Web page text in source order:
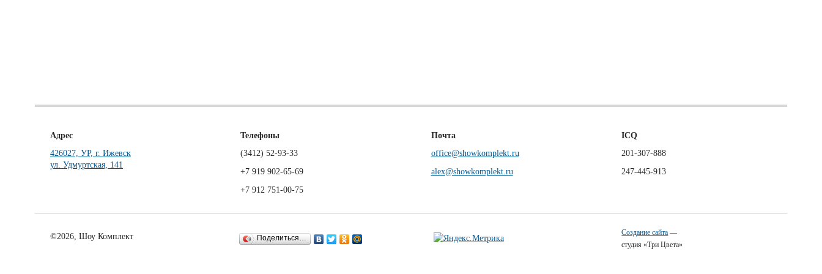
Адрес
426027, УР, г. Ижевск
ул. Удмуртская, 141
Телефоны
(3412) 52-93-33
+7 919 902-65-69
+7 912 751-00-75
Почта
office@showkomplekt.ru
alex@showkomplekt.ru
ICQ
201-307-888
247-445-913
©2026, Шоу Комплект Поделиться…
Создание сайта —
студия «Три Цвета»